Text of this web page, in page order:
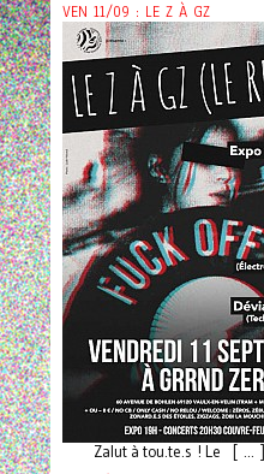
VEN 11/09 : LE Z À GZ
Zalut à tou.te.s ! Le [ ... ]